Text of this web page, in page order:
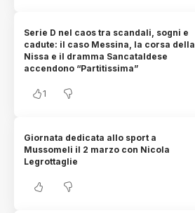
Serie D nel caos tra scandali, sogni e
cadute: il caso Messina, la corsa della
Nissa e il dramma Sancataldese
accendono “Partitissima”
1
Giornata dedicata allo sport a
Mussomeli il 2 marzo con Nicola
Legrottaglie